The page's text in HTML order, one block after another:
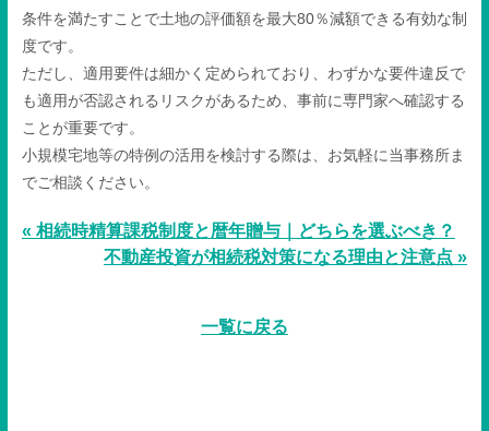
条件を満たすことで土地の評価額を最大80％減額できる有効な制
度です。
ただし、適用要件は細かく定められており、わずかな要件違反で
も適用が否認されるリスクがあるため、事前に専門家へ確認する
ことが重要です。
小規模宅地等の特例の活用を検討する際は、お気軽に当事務所ま
でご相談ください。
« 相続時精算課税制度と暦年贈与｜どちらを選ぶべき？
不動産投資が相続税対策になる理由と注意点 »
一覧に戻る